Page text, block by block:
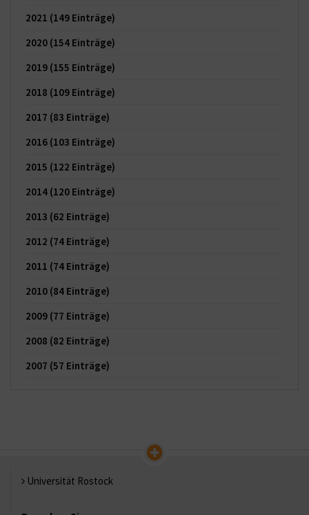
2021 (149 Einträge)
2020 (154 Einträge)
2019 (155 Einträge)
2018 (109 Einträge)
2017 (83 Einträge)
2016 (103 Einträge)
2015 (122 Einträge)
2014 (120 Einträge)
2013 (62 Einträge)
2012 (74 Einträge)
2011 (74 Einträge)
2010 (84 Einträge)
2009 (77 Einträge)
2008 (82 Einträge)
2007 (57 Einträge)
Universität Rostock